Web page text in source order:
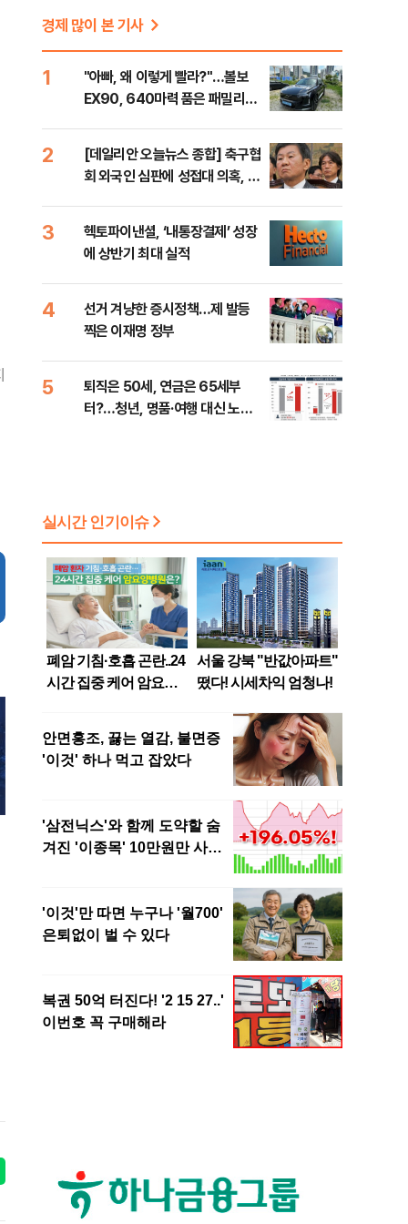
경제 많이 본 기사
1
"아빠, 왜 이렇게 빨라?"…볼보
EX90, 640마력 품은 패밀리카
2
[데일리안 오늘뉴스 종합] 축구협
회 외국인 심판에 성접대 의혹, 李
이닉스 프리마켓 시초가 논란 재
점화, 김민석 "과반 승리 가능성
99%" 등
3
헥토파이낸셜, ‘내통장결제’ 성장
에 상반기 최대 실적
4
선거 겨냥한 증시정책…제 발등
찍은 이재명 정부
5
퇴직은 50세, 연금은 65세부
터?…청년, 명품·여행 대신 노후